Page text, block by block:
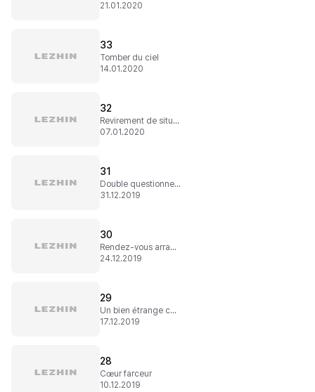
21.01.2020
33
Tomber du ciel
14.01.2020
32
Revirement de situation
07.01.2020
31
Double questionnement !
31.12.2019
30
Rendez-vous arrangé
24.12.2019
29
Un bien étrange colis
17.12.2019
28
Cœur farceur
10.12.2019